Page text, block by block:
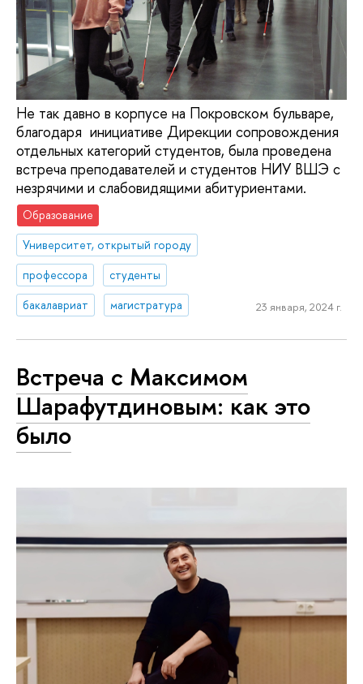
Не так давно в корпусе на Покровском бульваре,
благодаря инициативе Дирекции сопровождения
отдельных категорий студентов, была проведена
встреча преподавателей и студентов НИУ ВШЭ с
незрячими и слабовидящими абитуриентами.
Образование
Университет, открытый городу
профессора
студенты
бакалавриат
магистратура 23 января, 2024 г.
Встреча с Максимом
Шарафутдиновым: как это
было